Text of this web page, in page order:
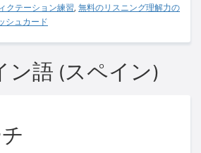
クテーション練習, 無料のリスニング理解力の
シュカード
ン語 (スペイン)